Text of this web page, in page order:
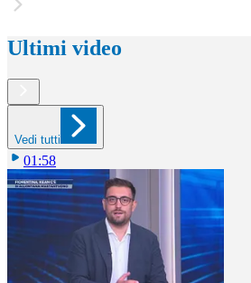
Ultimi video
Vedi tutti
01:58